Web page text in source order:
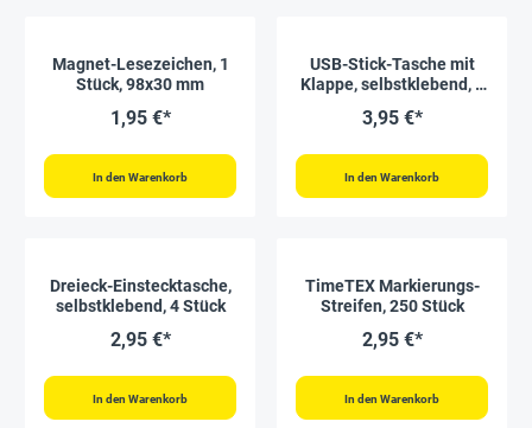
Magnet-Lesezeichen, 1
Stück, 98x30 mm
1,95 €*
In den Warenkorb
USB-Stick-Tasche mit
Klappe, selbstklebend, 2
3,95 €*
In den Warenkorb
Dreieck-Einstecktasche,
selbstklebend, 4 Stück
2,95 €*
In den Warenkorb
TimeTEX Markierungs-
Streifen, 250 Stück
2,95 €*
In den Warenkorb